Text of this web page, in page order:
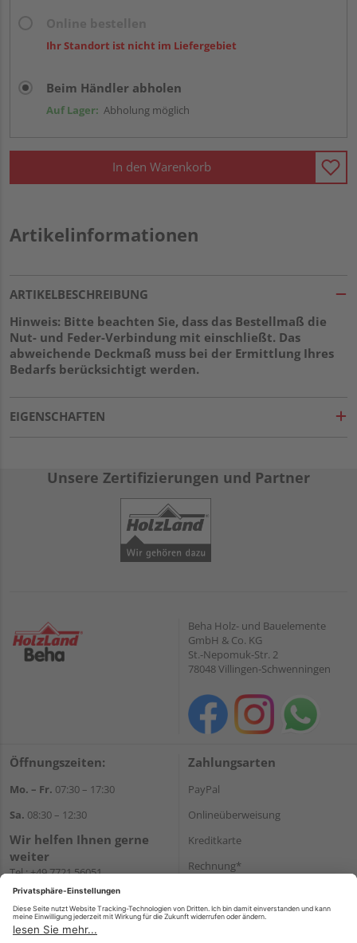
Ihr Standort ist nicht im Liefergebiet
Beim Händler abholen
Auf Lager: Abholung möglich
In den Warenkorb
Artikelinformationen
ARTIKELBESCHREIBUNG
Hinweis: Bitte beachten Sie, dass das Bestellmaß die
Nut- und Feder-Verbindung mit einschließt. Das
abweichende Deckmaß muss bei der Ermittlung Ihres
Bedarfs berücksichtigt werden.
EIGENSCHAFTEN
Unsere Zertifizierungen und Partner
Beha Holz- und Bauelemente
GmbH & Co. KG
St.-Nepomuk-Str. 2
78048 Villingen-Schwenningen
Öffnungszeiten:
Mo. – Fr. 07:30 – 17:30
Sa. 08:30 – 12:30
Wir helfen Ihnen gerne
weiter
Tel.:+49 7721 56051
E-Mail:onlineshop@holzland-
WhatsApp
Zahlungsarten
PayPal
Onlineüberweisung
Kreditkarte
Rechnung*
Versand